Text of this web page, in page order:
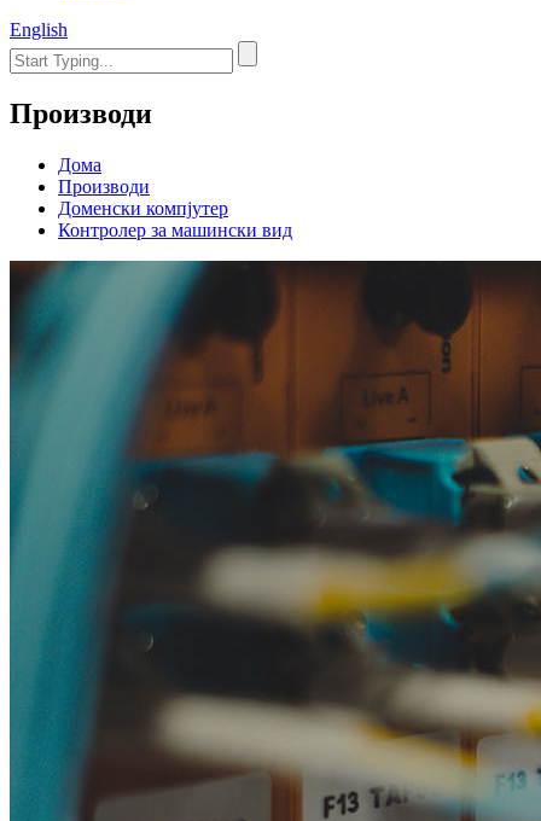
English
Производи
Дома
Производи
Доменски компјутер
Контролер за машински вид